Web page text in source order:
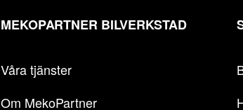
MEKOPARTNER BILVERKSTAD
Våra tjänster
Om MekoPartner